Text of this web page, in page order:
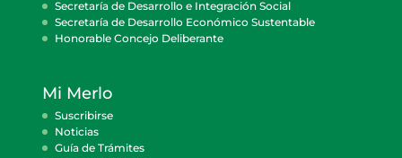
Secretaría de Desarrollo Económico Sustentable
Honorable Concejo Deliberante
Suscribirse
Noticias
Guía de Trámites
Tasas Municipales